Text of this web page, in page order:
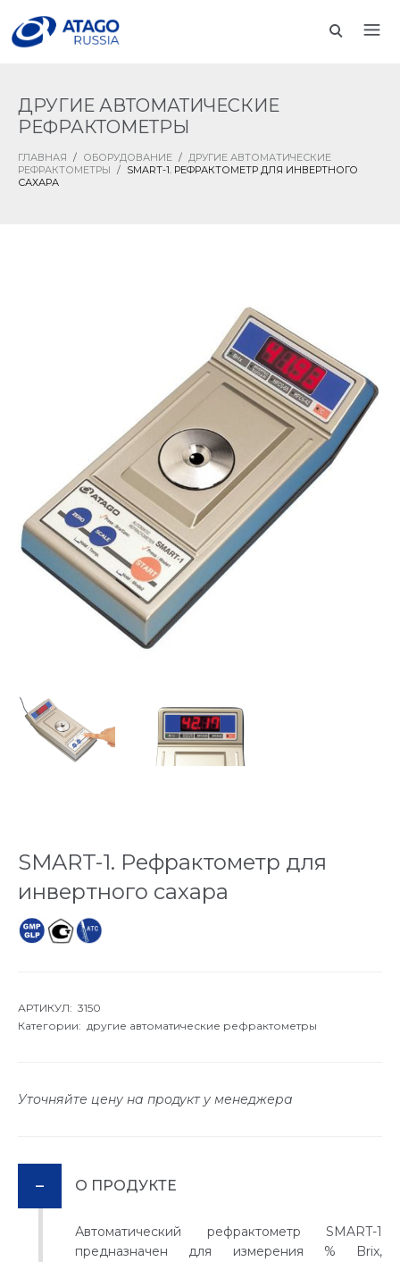
ДРУГИЕ АВТОМАТИЧЕСКИЕ
РЕФРАКТОМЕТРЫ
ГЛАВНАЯ / ОБОРУДОВАНИЕ / ДРУГИЕ АВТОМАТИЧЕСКИЕ
РЕФРАКТОМЕТРЫ / SMART-1. РЕФРАКТОМЕТР ДЛЯ ИНВЕРТНОГО
САХАРА
SMART-1. Рефрактометр для
инвертного сахара
АРТИКУЛ: 3150
Категории: другие автоматические рефрактометры
Уточняйте цену на продукт у менеджера
О ПРОДУКТЕ
Автоматический рефрактометр SMART-1
предназначен для измерения % Brix,